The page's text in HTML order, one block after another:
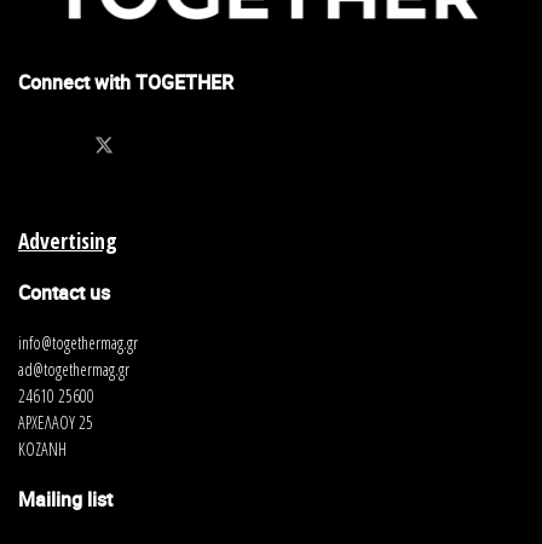
Connect with TOGETHER
Advertising
Contact us
info@togethermag.gr
ad@togethermag.gr
24610 25600
ΑΡΧΕΛΑΟΥ 25
ΚΟΖΑΝΗ
Mailing list